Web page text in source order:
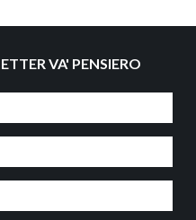
VA' PENSIERO